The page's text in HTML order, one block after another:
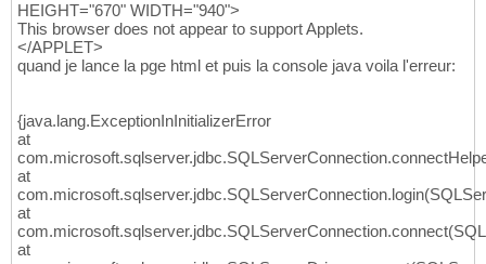
HEIGHT="670" WIDTH="940">
This browser does not appear to support Applets.
</APPLET>
quand je lance la pge html et puis la console java voila l'erreur:
{java.lang.ExceptionInInitializerError
at
at
at
at